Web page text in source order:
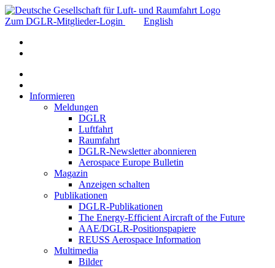
Zum DGLR-Mitglieder-Login English
Informieren
Meldungen
DGLR
Luftfahrt
Raumfahrt
DGLR-Newsletter abonnieren
Aerospace Europe Bulletin
Magazin
Anzeigen schalten
Publikationen
DGLR-Publikationen
The Energy-Efficient Aircraft of the Future
AAE/DGLR-Positionspapiere
REUSS Aerospace Information
Multimedia
Bilder